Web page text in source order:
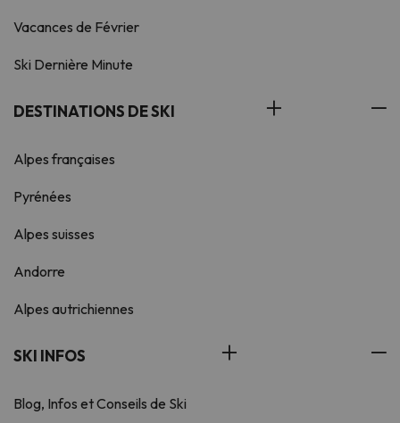
Vacances de Février
Ski Dernière Minute
DESTINATIONS DE SKI
Alpes françaises
Pyrénées
Alpes suisses
Andorre
Alpes autrichiennes
SKI INFOS
Blog, Infos et Conseils de Ski